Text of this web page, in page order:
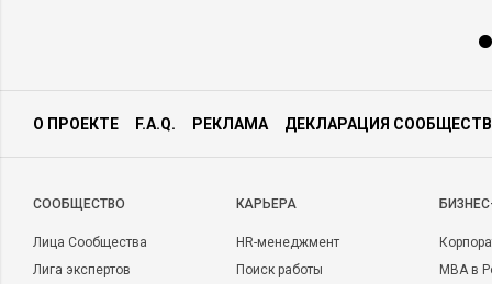
О ПРОЕКТЕ F.A.Q. РЕКЛАМА ДЕКЛАРАЦИЯ
CООБЩЕСТВО
Лица Сообщества
Лига экспертов
КАРЬЕРА
HR-менеджмент
Поиск работы
MBA в